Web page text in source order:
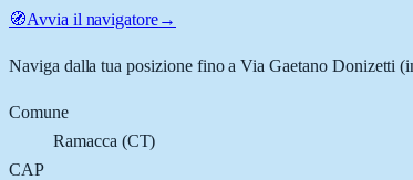
🧭Avvia il navigatore→
Naviga dalla tua posizione fino aVia Gaetano Donizetti
Comune
Ramacca (CT)
CAP